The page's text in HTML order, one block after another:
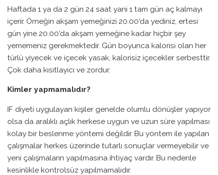
Haftada 1 ya da 2 gün 24 saat yani 1 tam gün aç kalmayı
içerir. Örneğin akşam yemeğinizi 20.00’da yediniz, ertesi
gün yine 20.00’da akşam yemeğine kadar hiçbir şey
yememeniz gerekmektedir. Gün boyunca kalorisi olan her
türlü yiyecek ve içecek yasak, kalorisiz içecekler serbesttir.
Çok daha kısıtlayıcı ve zordur.
Kimler yapmamalıdır?
IF diyeti uygulayan kişiler genelde olumlu dönüşler yapıyor
olsa da aralıklı açlık herkese uygun ve uzun süre yapılması
kolay bir beslenme yöntemi değildir. Bu yöntem ile yapılan
çalışmalar herkes üzerinde tutarlı sonuçlar vermeyebilir ve
yeni çalışmaların yapılmasına ihtiyaç vardır. Bu nedenle
kesinlikle kontrolsüz yapılmamalıdır.